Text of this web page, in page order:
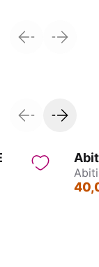
Sikh